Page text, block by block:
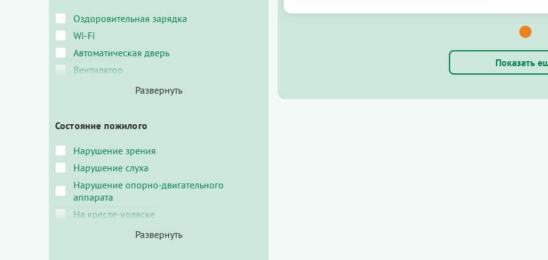
Показать
Оздоровительная зарядка
Wi-Fi
Автоматическая дверь
Вентилятор
Состояние пожилого
Нарушение зрения
Нарушение слуха
Нарушение опорно-двигательного
аппарата
На кресле-коляске